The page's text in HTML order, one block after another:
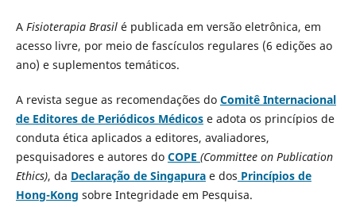
A Fisioterapia Brasilé publicada em versão eletrônica, em
acesso livre, por meio de fascículos regulares (6 edições ao
ano) e suplementos temáticos.
A revista segue as recomendações do Comitê Internacional
de Editores de Periódicos Médicose adota os princípios de
conduta ética aplicados a editores, avaliadores,
pesquisadores e autores do COPE (Committee on Publication
Ethics), da Declaração de Singapurae dos Princípios de
Hong-Kong sobre Integridade em Pesquisa.